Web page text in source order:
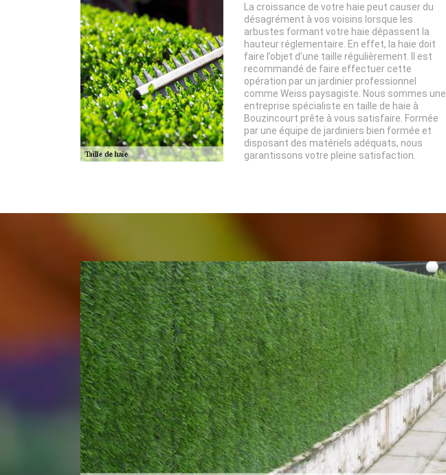
La croissance de votre haie peut causer du
désagrément à vos voisins lorsque les
arbustes formant votre haie dépassent la
hauteur réglementaire. En effet, la haie doit
faire l’objet d’une taille régulièrement. Il est
recommandé de faire effectuer cette
opération par un jardinier professionnel
comme Weiss paysagiste. Nous sommes une
entreprise spécialiste en taille de haie à
Bouzincourt prête à vous satisfaire. Formée
par une équipe de jardiniers bien formée et
disposant des matériels adéquats, nous
garantissons votre pleine satisfaction.